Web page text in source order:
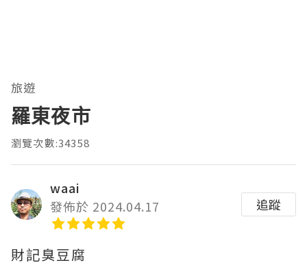
旅遊
羅東夜市
瀏覽次數:34358
waai
發佈於 2024.04.17
追蹤
財記臭豆腐